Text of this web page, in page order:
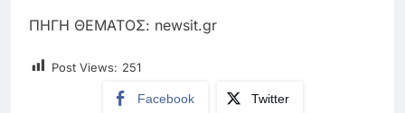
ΠΗΓΗ ΘΕΜΑΤΟΣ: newsit.gr
Post Views: 251
Facebook Twitter